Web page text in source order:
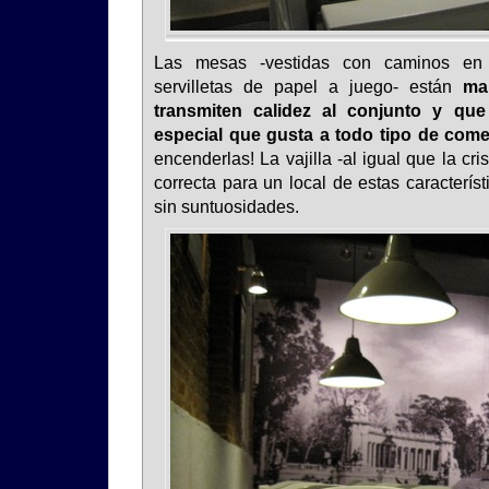
Las mesas -vestidas con caminos
servilletas de papel a juego- están
transmiten calidez al conjunto y
especial que gusta a todo tipo de
encenderlas! La vajilla -al igual que la
correcta para un local de estas
sin suntuosidades.